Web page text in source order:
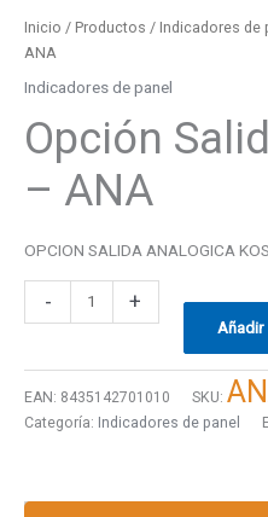
Inicio / Productos / Indicadores de
ANA
Indicadores de panel
Opción
– ANA
OPCION SALIDA ANALOGICA
- +
EAN: 8435142701010 SKU:
Categoría: Indicadores de panel